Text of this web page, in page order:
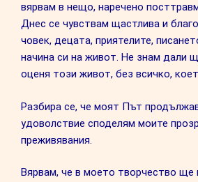
вярвам в нещо, наречено
Днес се чувствам щастлива и
човек, децата, приятелите,
начина си на живот. Не знам дали
оценя този живот, без всичко,
Разбира се, че моят Път
удоволствие споделям моите
преживявания.
Вярвам, че в моето творчество ще